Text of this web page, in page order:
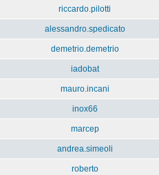
riccardo.pilotti
alessandro.spedicato
demetrio.demetrio
iadobat
mauro.incani
inox66
marcep
andrea.simeoli
roberto